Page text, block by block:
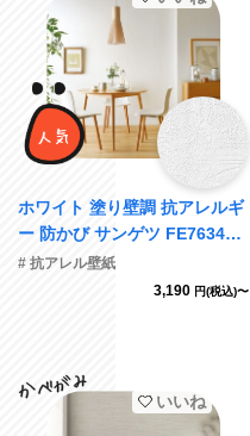
ホワイト 塗り壁調 抗アレルギ
ー 防かび サンゲツ FE76342
旧品番FE74747
# 抗アレル壁紙
3,190 円(税込)〜
いいね